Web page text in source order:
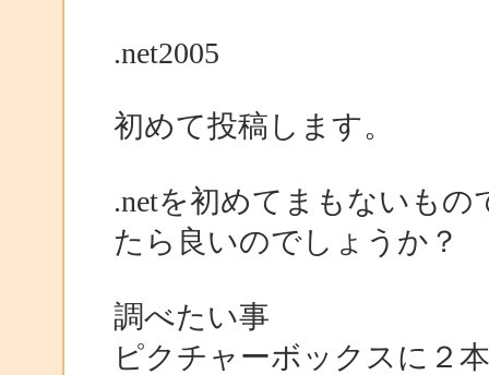
.net2005
初めて投稿します。
.netを初めてまもないも
たら良いのでしょうか？
調べたい事
ピクチャーボックスに２